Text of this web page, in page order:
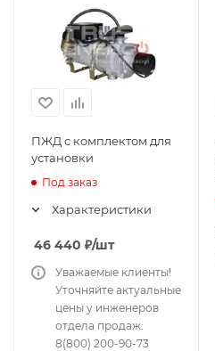
ПЖД с комплектом для
установки
Под заказ
Характеристики
46 440 ₽/шт
Уважаемые клиенты!
Уточняйте актуальные
цены у инженеров
отдела продаж:
8(800) 200-90-73